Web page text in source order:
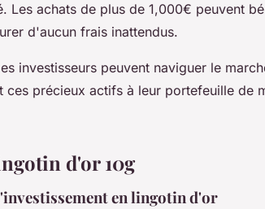
Les achats de plus de 1,000€ peuvent
d'aucun frais inattendus.
investisseurs peuvent naviguer le
ces précieux actifs à leur portefeuille de
d'or 10g
en lingotin d'or